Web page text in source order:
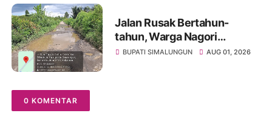
Jalan Rusak Bertahun-
tahun, Warga Nagori
Sibangun Mariah Bergotong
BUPATI SIMALUNGUN AUG 01, 2026
0 KOMENTAR